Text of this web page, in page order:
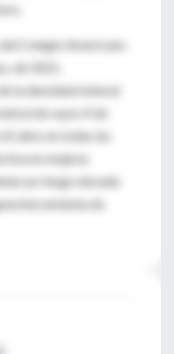
Colegio Americano
de 2021,
la densidad mineral
de rayos X de
años en todas las
en mujeres
un riesgo elevado
herramienta de